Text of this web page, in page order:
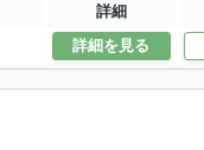
詳細
詳細を見る